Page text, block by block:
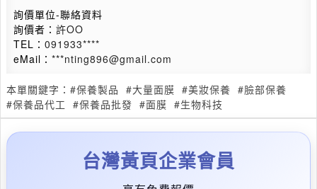
詢價單位-聯絡資料
詢價者： 許OO
TEL： 091933****
eMail： ***nting896@gmail.com
本單關鍵字： #保養製品 #大量面膜 #美妝保養 #臉部保養
#保養品代工 #保養品批發 #面膜 #生物科技
台灣黃頁企業會員